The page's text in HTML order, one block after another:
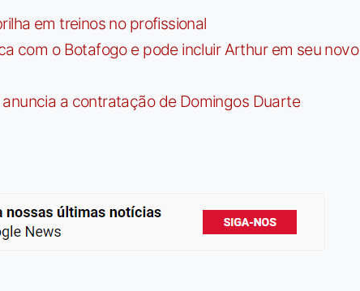
em treinos no profissional
com o Botafogo e pode incluir Arthur em seu novo
anuncia a contratação de Domingos Duarte